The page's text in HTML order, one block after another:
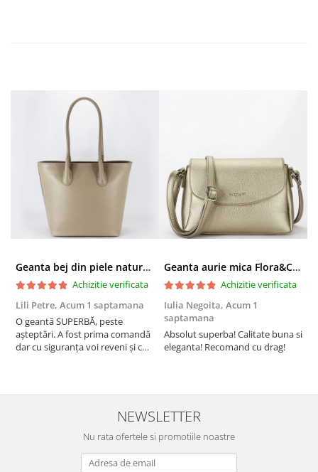
Geanta bej din piele naturala 8966 123
Achizitie verificata
Lili Petre, Acum 1 saptamana
O geantă SUPERBĂ, peste
așteptări. A fost prima comandă
dar cu siguranța voi reveni și cu
doua zi). RECOMAND SOFILINE!!!
Geanta aurie mica Flora&CO Paris H6930 16
Achizitie verificata
Iulia Negoita, Acum 1
saptamana
Absolut superba! Calitate buna si
eleganta! Recomand cu drag!
NEWSLETTER
Nu rata ofertele si promotiile noastre